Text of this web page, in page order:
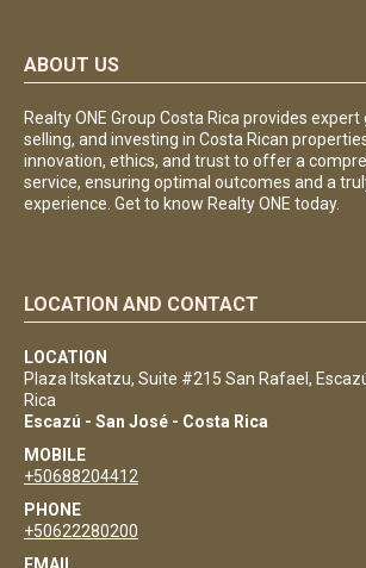
ABOUT US
Realty ONE Group Costa Rica provides
selling, and investing in Costa Rican
innovation, ethics, and trust to offer a
service, ensuring optimal outcomes and a
experience. Get to know Realty ONE today.
LOCATION AND CONTACT
LOCATION
Plaza Itskatzu, Suite #215 San Rafael,
Rica
Escazú - San José - Costa Rica
MOBILE
+50688204412
PHONE
+50622280200